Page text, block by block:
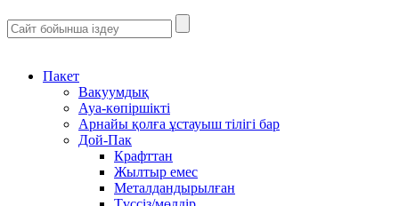
Пакет
Вакуумдық
Ауа-көпіршікті
Арнайы қолға ұстауыш тілігі бар
Дой-Пак
Крафттан
Жылтыр емес
Металдандырылған